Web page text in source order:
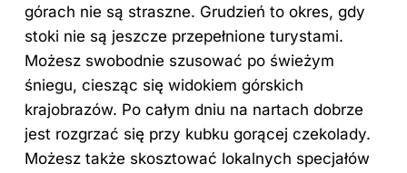
górach nie są straszne. Grudzień to okres, gdy
stoki nie są jeszcze przepełnione turystami.
Możesz swobodnie szusować po świeżym
śniegu, ciesząc się widokiem górskich
krajobrazów. Po całym dniu na nartach dobrze
jest rozgrzać się przy kubku gorącej czekolady.
Możesz także skosztować lokalnych specjałów